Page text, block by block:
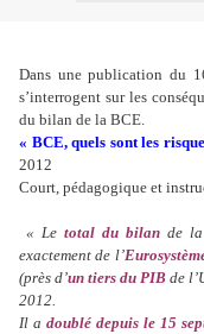
Dans une publication du
s’interrogent sur les
du bilan de la BCE.
« BCE, quels sont les
2012
Court, pédagogique et
« Le total du bilande la
exactement de l’
(près d’un tiers du PIB de
2012.
Il adoublé depuis le 15